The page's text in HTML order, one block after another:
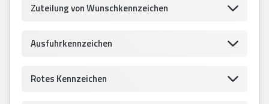
Zuteilung von Wunschkennzeichen
Ausfuhrkennzeichen
Rotes Kennzeichen